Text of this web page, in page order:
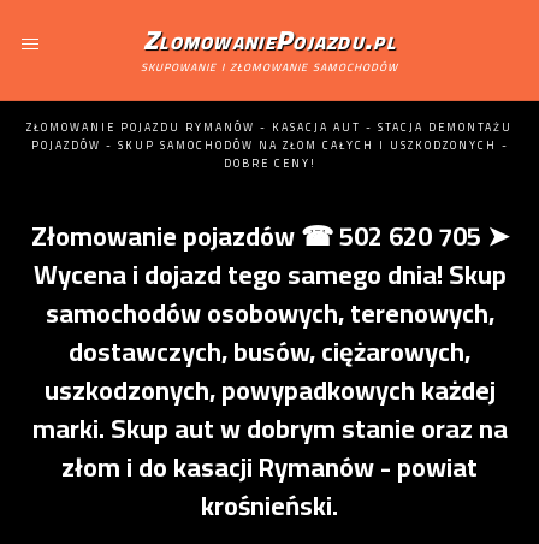
ZlomowaniePojazdu.pl
skupowanie i złomowanie samochodów
ZŁOMOWANIE POJAZDU RYMANÓW - KASACJA AUT - STACJA DEMONTAŻU
POJAZDÓW - SKUP SAMOCHODÓW NA ZŁOM CAŁYCH I USZKODZONYCH -
DOBRE CENY!
Złomowanie pojazdów ☎ 502 620 705 ➤
Wycena i dojazd tego samego dnia! Skup
samochodów osobowych, terenowych,
dostawczych, busów, ciężarowych,
uszkodzonych, powypadkowych każdej
marki. Skup aut w dobrym stanie oraz na
złom i do kasacji Rymanów - powiat
krośnieński.